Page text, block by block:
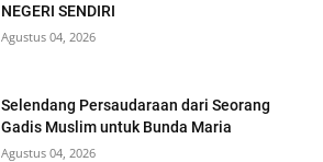
NEGERI SENDIRI
Agustus 04, 2026
Selendang Persaudaraan dari Seorang
Gadis Muslim untuk Bunda Maria
Agustus 04, 2026